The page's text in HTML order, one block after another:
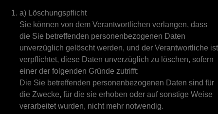
a) Löschungspflicht
Sie können von dem Verantwortlichen verlangen, dass
die Sie betreffenden personenbezogenen Daten
unverzüglich gelöscht werden, und der Verantwortliche ist
verpflichtet, diese Daten unverzüglich zu löschen, sofern
einer der folgenden Gründe zutrifft:
Die Sie betreffenden personenbezogenen Daten sind für
die Zwecke, für die sie erhoben oder auf sonstige Weise
verarbeitet wurden, nicht mehr notwendig.